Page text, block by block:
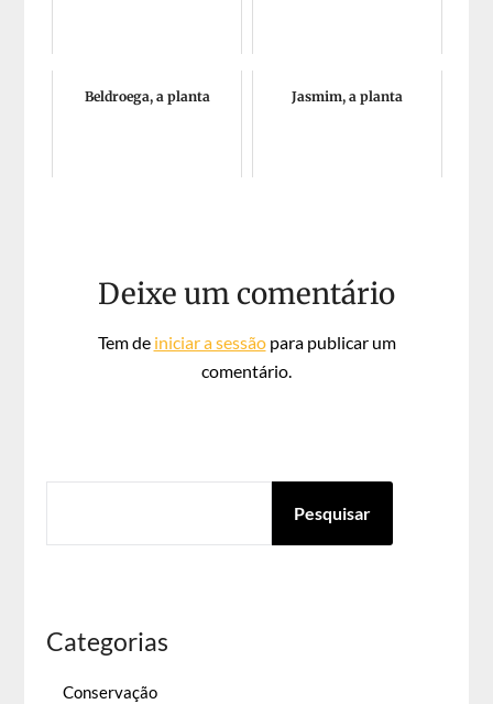
Beldroega, a planta Jasmim, a planta
Deixe um comentário
Tem de iniciar a sessãopara publicar um
comentário.
Pesquisar
Categorias
Conservação